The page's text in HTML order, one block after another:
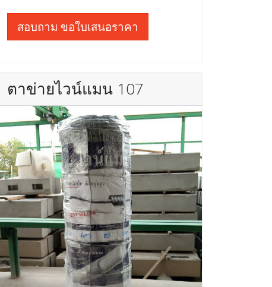
สอบถาม ขอใบเสนอราคา
ตาข่ายไวน์แมน 107